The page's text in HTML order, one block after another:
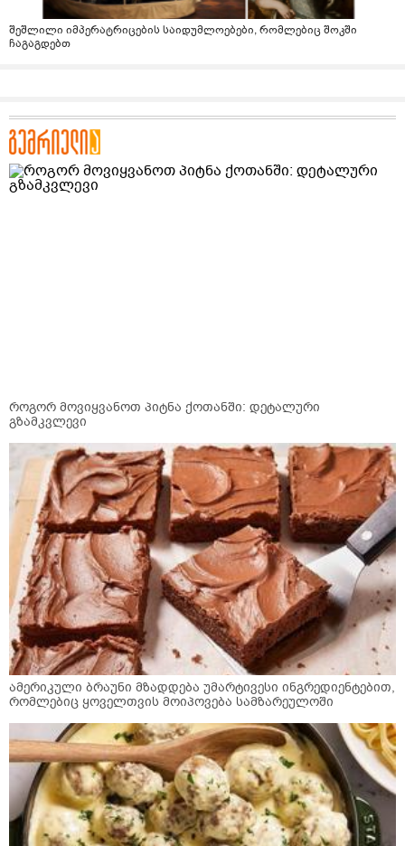
შეშლილი იმპერატრიცების საიდუმლოებები, რომლებიც შოკში
ჩაგაგდებთ
როგორ მოვიყვანოთ პიტნა ქოთანში: დეტალური
გზამკვლევი
ამერიკული ბრაუნი მზადდება უმარტივესი ინგრედიენტებით,
რომლებიც ყოველთვის მოიპოვება სამზარეულოში